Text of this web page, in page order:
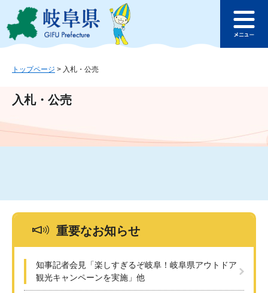
ジ
ュ
文
このページの本文へ
ュ
トップページ > 入札・公売
入札・公売
重要なお知らせ
知事記者会見「楽しすぎるぞ岐阜！岐阜県アウトドア
観光キャンペーンを実施」他